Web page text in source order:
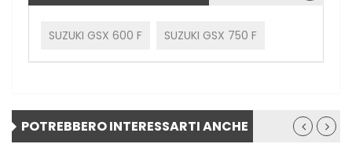
SUZUKI GSX 600 F SUZUKI GSX 750 F
POTREBBERO INTERESSARTI ANCHE